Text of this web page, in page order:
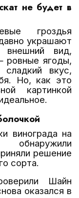
не будет в
гроздья
украшают
внешний вид,
ровные ягоды,
вкус,
Но, как это
картинкой
винограда на
решение
сорта.
Шайн
оказался в